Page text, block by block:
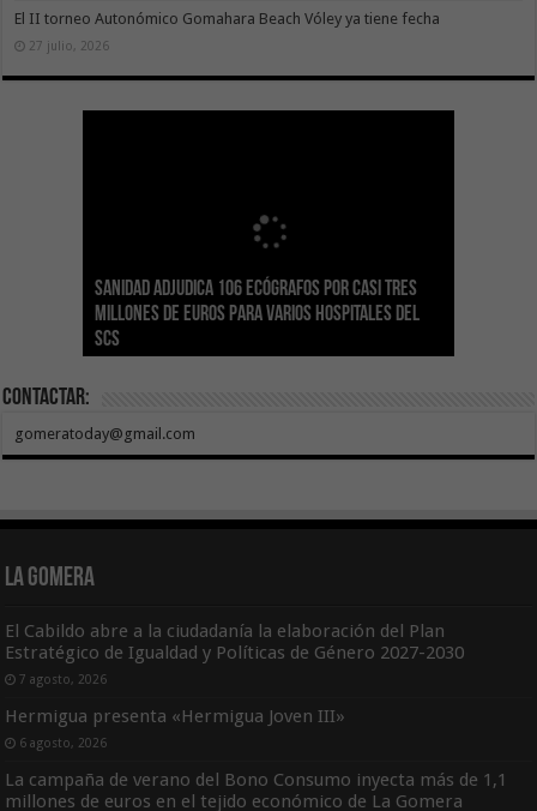
El II torneo Autonómico Gomahara Beach Vóley ya tiene fecha
27 julio, 2026
Sanidad adjudica 106 ecógrafos por casi tres
millones de euros para varios hospitales del
SCS
Gesplan logra la máxima puntuación en el
Índice de Transparencia de Canarias por cuarto
año consecutivo
El Gobierno canario concede ayudas del
POSEICAN-Pesca al sector por valor de 7,09 M€
tras aumentar las cuantías
Transición Ecológica coordina con Ashotel su
adhesión a la Red de Refugios Climáticos de
Canarias
Visocan incorpora 170 pisos a su parque de
vivienda protegida en régimen de alquiler
asequible de Tenerife
Sanidad refuerza la capacidad diagnóstica de
los centros de salud con el impulso de la
ecografía clínica
Contactar:
gomeratoday@gmail.com
La Gomera
El Cabildo abre a la ciudadanía la elaboración del Plan
Estratégico de Igualdad y Políticas de Género 2027-2030
7 agosto, 2026
Hermigua presenta «Hermigua Joven III»
6 agosto, 2026
La campaña de verano del Bono Consumo inyecta más de 1,1
millones de euros en el tejido económico de La Gomera